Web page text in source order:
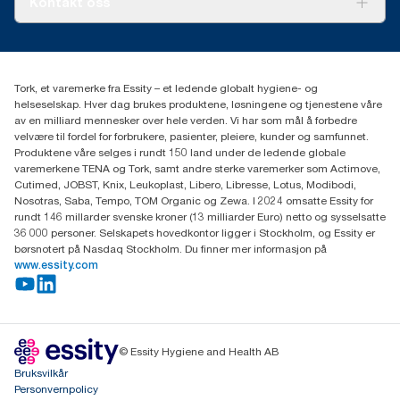
(+47) 22 70 62 00
Fredrik Selmers vei 6
0603 OSLO
Tork, et varemerke fra Essity – et ledende globalt hygiene- og
helseselskap. Hver dag brukes produktene, løsningene og tjenestene våre
av en milliard mennesker over hele verden. Vi har som mål å forbedre
velvære til fordel for forbrukere, pasienter, pleiere, kunder og samfunnet.
Produktene våre selges i rundt 150 land under de ledende globale
varemerkene TENA og Tork, samt andre sterke varemerker som Actimove,
Cutimed, JOBST, Knix, Leukoplast, Libero, Libresse, Lotus, Modibodi,
Nosotras, Saba, Tempo, TOM Organic og Zewa. I 2024 omsatte Essity for
rundt 146 millarder svenske kroner (13 milliarder Euro) netto og sysselsatte
36 000 personer. Selskapets hovedkontor ligger i Stockholm, og Essity er
børsnotert på Nasdaq Stockholm. Du finner mer informasjon på
www.essity.com
© Essity Hygiene and Health AB
Bruksvilkår
Personvernpolicy